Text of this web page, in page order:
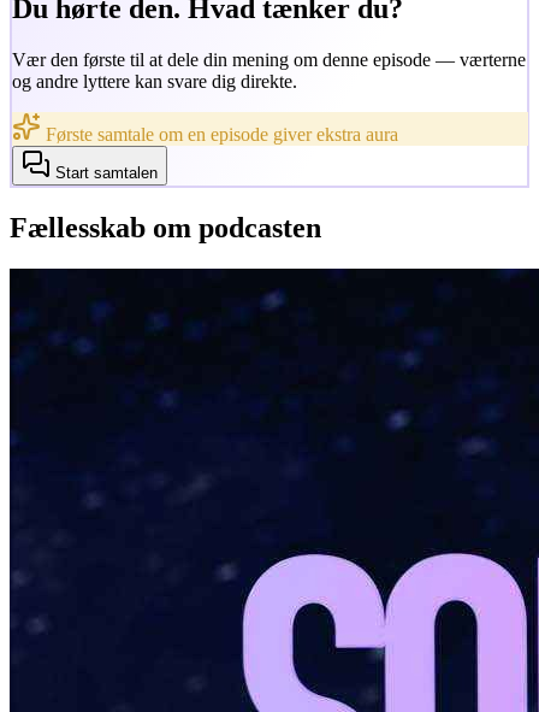
Du hørte den. Hvad tænker du?
Vær den første til at dele din mening om denne episode — værterne
og andre lyttere kan svare dig direkte.
Første samtale om en episode giver ekstra aura
Start samtalen
Fællesskab om podcasten